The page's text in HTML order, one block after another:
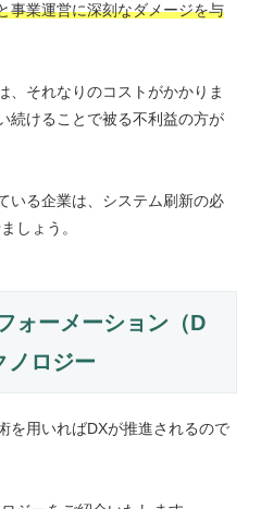
事業運営に深刻なダメージを与
、それなりのコストがかかりま
続けることで被る不利益の方が
いる企業は、システム刷新の必
しょう。
ォーメーション（D
ノロジー
を用いればDXが推進されるので